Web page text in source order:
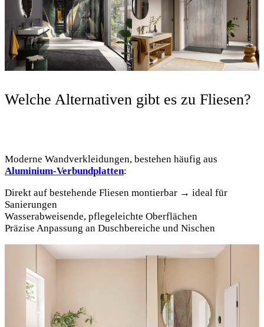
Welche Alternativen gibt es zu Fliesen?
Moderne Wandverkleidungen, bestehen häufig aus
Aluminium-Verbundplatten:
Direkt auf bestehende Fliesen montierbar → ideal für
Sanierungen
Wasserabweisende, pflegeleichte Oberflächen
Präzise Anpassung an Duschbereiche und Nischen